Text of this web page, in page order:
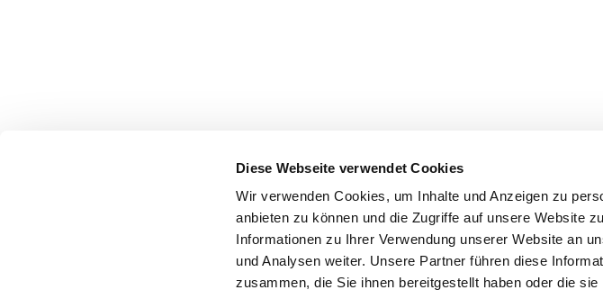
Diese Webseite verwendet Cookies
Wir verwenden Cookies, um Inhalte und Anzeigen zu
anbieten zu können und die Zugriffe auf unsere Website
Informationen zu Ihrer Verwendung unserer Website an
und Analysen weiter. Unsere Partner führen diese
zusammen, die Sie ihnen bereitgestellt haben oder die